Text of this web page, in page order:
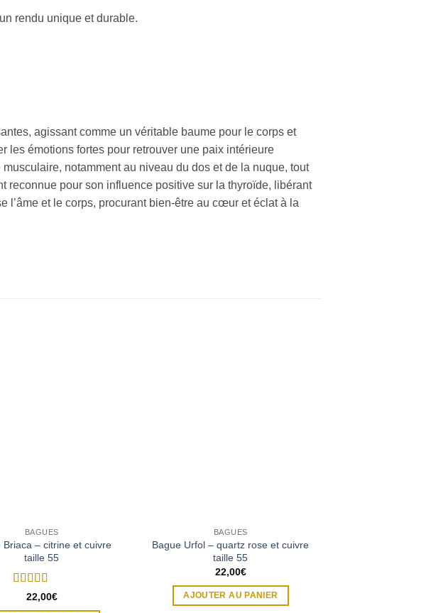
rendu unique et durable.
agissant comme un véritable baume pour le corps et
les émotions fortes pour retrouver une paix intérieure
notamment au niveau du dos et de la nuque, tout
reconnue pour son influence positive sur la thyroïde, libérant
l’âme et le corps, procurant bien-être au cœur et éclat à la
BAGUES
Briaca – citrine et cuivre
taille 55
Note 5sur 5
22,00€
BAGUES
Bague Urfol – quartz rose et cuivre
taille 55
22,00€
AJOUTER AU PANIER